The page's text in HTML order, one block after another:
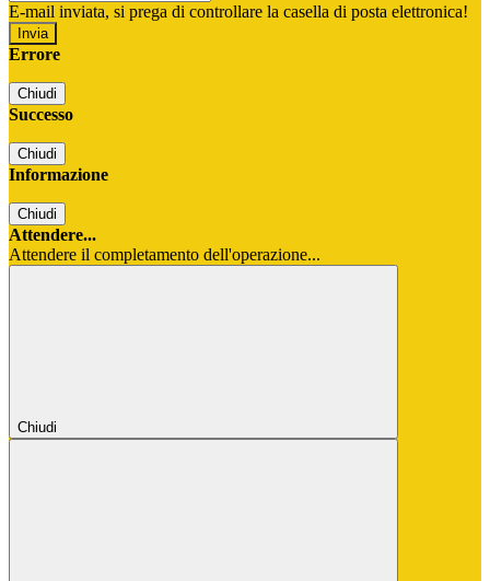
E-mail inviata, si prega di controllare la casella di posta elettronica!
Errore
Chiudi
Successo
Chiudi
Informazione
Chiudi
Attendere...
Attendere il completamento dell'operazione...
Chiudi